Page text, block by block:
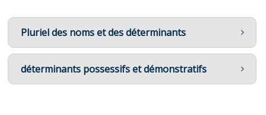
Pluriel des noms et des déterminants
déterminants possessifs et démonstratifs